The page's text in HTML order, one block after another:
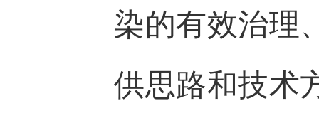
染的有效治理
供思路和技术